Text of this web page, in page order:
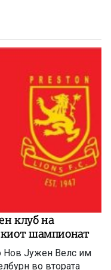
клуб на
шампионат
Нов Јужен Велс им
во втората